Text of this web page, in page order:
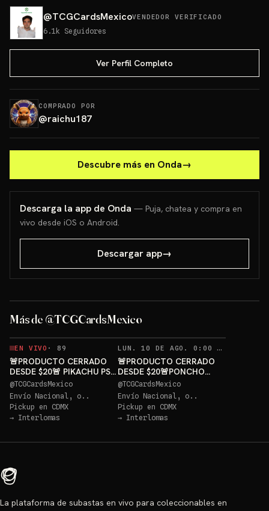
@TCGCardsMexicoVENDEDOR VERIFICADO
6.1k Seguidores
Ver Perfil Completo
COMPRADO POR
@raichu187
Descubre más en Onda→
Descarga la app de Onda — Puja, chatea y compra en
vivo desde iOS o Android.
Descargar app→
Más de @TCGCardsMexico
EN VIVO · 89
🚨PRODUCTO CERRADO
DESDE $20🚨 PIKACHU PSA
10 GRATIS
@TCGCardsMexico
Envío Nacional, o..
Pickup en CDMX
→ Interlomas
LUN. 10 DE AGO. 0:00 AM
🚨PRODUCTO CERRADO
DESDE $20🚨PONCHO
PIKACHU PSA 10 GRATIS
@TCGCardsMexico
Envío Nacional, o..
Pickup en CDMX
→ Interlomas
La plataforma de subastas en vivo para coleccionables en